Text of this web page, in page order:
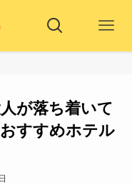
が落ち着いて
すすめホテル